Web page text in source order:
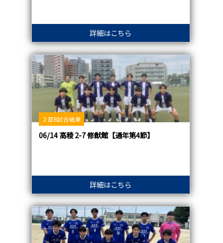
詳細はこちら
２部B試合結果
06/14 高稜 2-7 修猷館【通年第4節】
詳細はこちら